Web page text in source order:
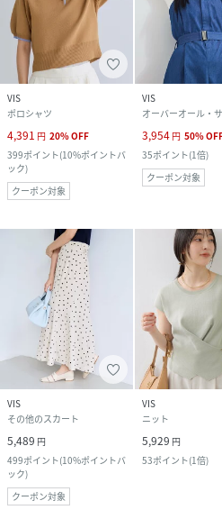
VIS
ポロシャツ
4,391 円 20%OFF
399ポイント(10%ポイントバ
ック)
クーポン対象
VIS
オーバーオール・
3,954 円 50%
35ポイント(1倍)
クーポン対象
VIS
その他のスカート
5,489 円
499ポイント(10%ポイントバ
ック)
クーポン対象
VIS
ニット
5,929 円
53ポイント(1倍)